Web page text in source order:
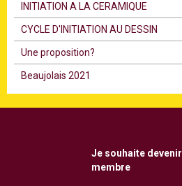
INITIATION A LA CERAMIQUE
CYCLE D'INITIATION AU DESSIN
Une proposition?
Beaujolais 2021
Je souhaite devenir
membre